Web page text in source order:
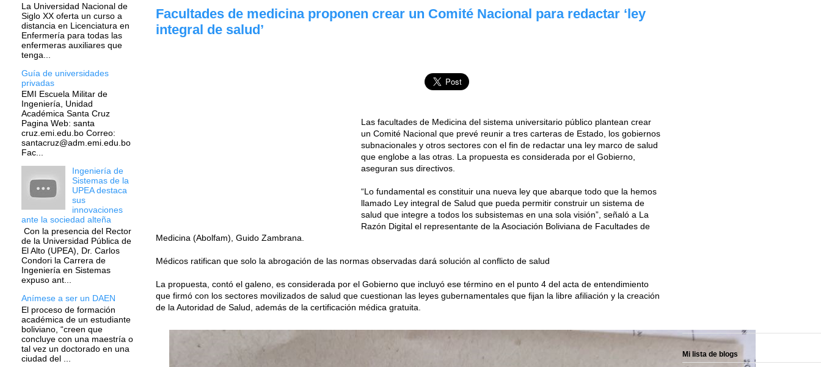
Facultades de medicina proponen crear un Comité Nacional para redactar ‘ley
integral de salud’
Las facultades de Medicina del sistema universitario público plantean crear
un Comité Nacional que prevé reunir a tres carteras de Estado, los gobiernos
subnacionales y otros sectores con el fin de redactar una ley marco de salud
que englobe a las otras. La propuesta es considerada por el Gobierno,
aseguran sus directivos.
“Lo fundamental es constituir una nueva ley que abarque todo que la hemos
llamado Ley integral de Salud que pueda permitir construir un sistema de
salud que integre a todos los subsistemas en una sola visión”, señaló a La
Razón Digital el representante de la Asociación Boliviana de Facultades de
Medicina (Abolfam), Guido Zambrana.
Médicos ratifican que solo la abrogación de las normas observadas dará solución al conflicto de salud
La propuesta, contó el galeno, es considerada por el Gobierno que incluyó ese término en el punto 4 del acta de entendimiento
que firmó con los sectores movilizados de salud que cuestionan las leyes gubernamentales que fijan la libre afiliación y la creación
de la Autoridad de Salud, además de la certificación médica gratuita.
La Universidad Nacional de
Siglo XX oferta un curso a
distancia en Licenciatura en
Enfermería para todas las
enfermeras auxiliares que
tenga...
Guía de universidades
privadas
EMI Escuela Militar de
Ingeniería, Unidad
Académica Santa Cruz
Pagina Web: santa
cruz.emi.edu.bo Correo:
santacruz@adm.emi.edu.bo
Fac...
Ingeniería de
Sistemas de la
UPEA destaca
sus
innovaciones
ante la sociedad alteña
Con la presencia del Rector
de la Universidad Pública de
El Alto (UPEA), Dr. Carlos
Condori la Carrera de
Ingeniería en Sistemas
expuso ant...
Anímese a ser un DAEN
El proceso de formación
académica de un estudiante
boliviano, “creen que
concluye con una maestría o
tal vez un doctorado en una
ciudad del ...
Mi lista de blogs